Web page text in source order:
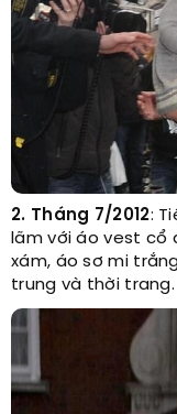
2. Tháng 7/2012:
lãm với áo vest cổ
xám, áo sơ mi
trung và thời trang.